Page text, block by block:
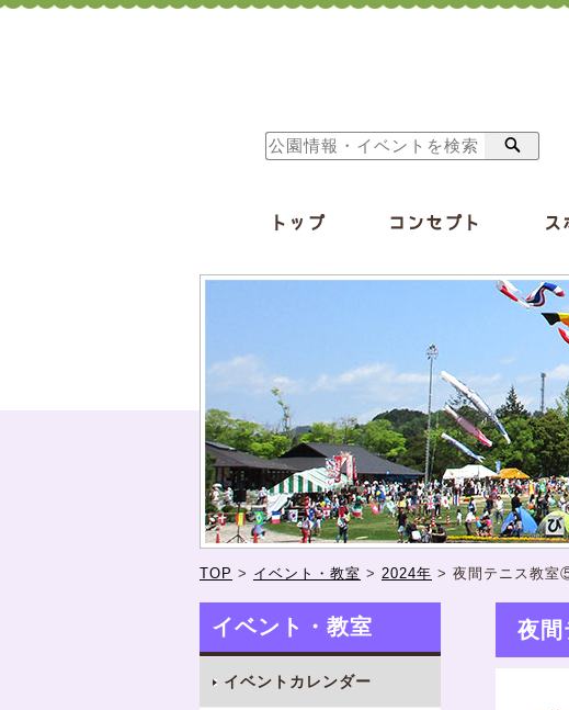
トップ コンセプト ス
TOP > イベント・教室 > 2024年 > 夜間テニス教室
イベント・教室
イベントカレンダー
夜